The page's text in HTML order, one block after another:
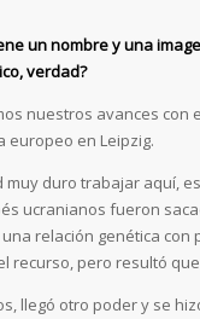
un nombre y una
verdad?
nuestros avances
europeo en Leipzig.
muy duro trabajar aquí,
ucranianos fueron
relación genética
recurso, pero resultó
llegó otro poder y se